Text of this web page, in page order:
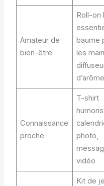
Amateur de
bien-être
Roll-on
baume
les
Connaissance
proche
T-shirt
photo,
vidéo
Kit de